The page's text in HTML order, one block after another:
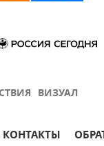
ВИЗУАЛ
КОНТАКТЫ